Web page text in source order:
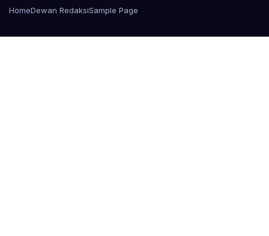
HomeDewan RedaksiSample Page